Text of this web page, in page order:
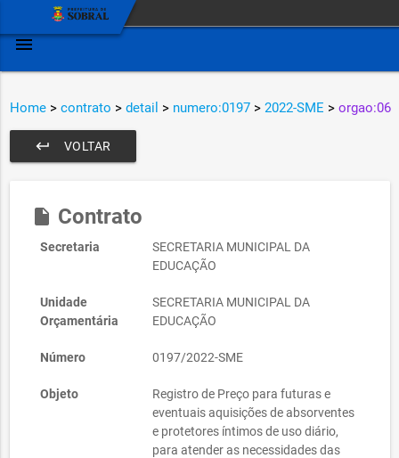
menu
Home > contrato > detail > numero:0197 > 2022-SME > orgao:06
VOLTAR
keyboard_return
insert_drive_file Contrato
Secretaria
SECRETARIA MUNICIPAL DA
EDUCAÇÃO
Unidade
Orçamentária
SECRETARIA MUNICIPAL DA
EDUCAÇÃO
Número 0197/2022-SME
Objeto
Registro de Preço para futuras e
eventuais aquisições de absorventes
e protetores íntimos de uso diário,
para atender as necessidades das